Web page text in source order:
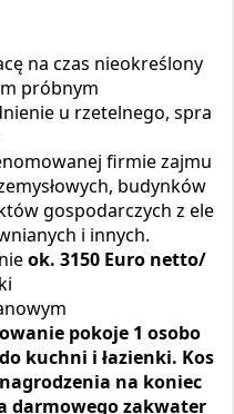
na czas nieokreślony
próbnym
u rzetelnego, spra
firmie zajmu
budynków
gospodarczych z ele
i innych.
ok. 3150 Euro netto/
pokoje 1 osobo
kuchni i łazienki. Kos
na koniec
darmowego zakwater